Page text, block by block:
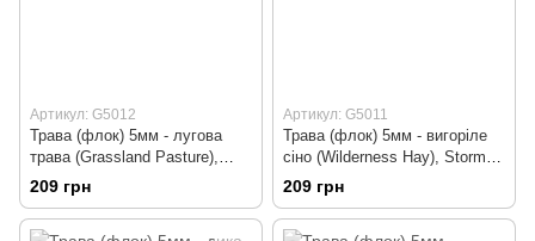
Артикул: G5012
Трава (флок) 5мм - лугова
трава (Grassland Pasture),
Storm Creation G5012 (30г)
209 грн
Артикул: G5011
Трава (флок) 5мм - вигоріле
сіно (Wilderness Hay), Storm
Creation G5011 (30г)
209 грн